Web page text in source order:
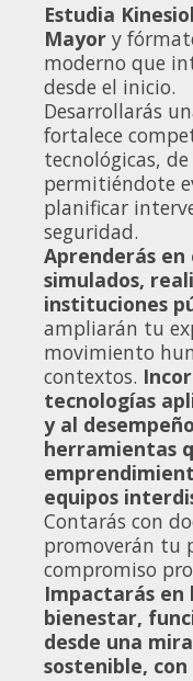
Estudia
Mayor y
moderno que
desde el inicio.
Desarrollarás
fortalece
tecnológicas,
permitiéndote
planificar
seguridad.
Aprenderás
simulados,
instituciones
ampliarán tu
movimiento
contextos.
tecnologías
y al
herramientas
equipos
Contarás con
promoverán tu
compromiso
Impactarás en
bienestar,
desde una
sostenible,